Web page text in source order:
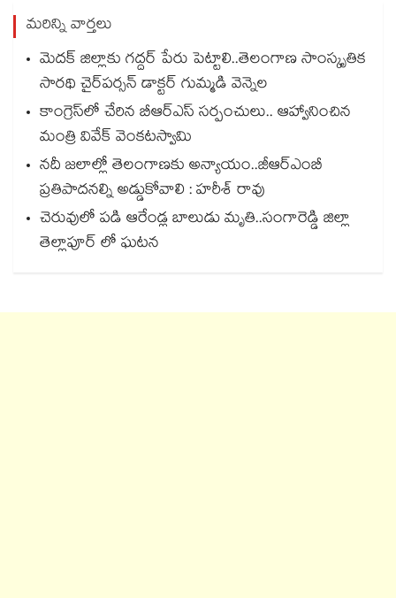
మరిన్ని వార్తలు
మెదక్ జిల్లాకు గద్దర్ పేరు పెట్టాలి..తెలంగాణ సాంస్కృతిక
సారథి చైర్‌‌పర్సన్ డాక్టర్ గుమ్మడి వెన్నెల
కాంగ్రెస్‌‌‌‌లో చేరిన బీఆర్ఎస్ సర్పంచులు.. ఆహ్వానించిన
మంత్రి వివేక్ వెంకటస్వామి
నదీ జలాల్లో తెలంగాణకు అన్యాయం..జీఆర్ఎంబీ
ప్రతిపాదనల్ని అడ్డుకోవాలి : హరీశ్ రావు
చెరువులో పడి ఆరేండ్ల బాలుడు మృతి..సంగారెడ్డి జిల్లా
తెల్లాపూర్ లో ఘటన